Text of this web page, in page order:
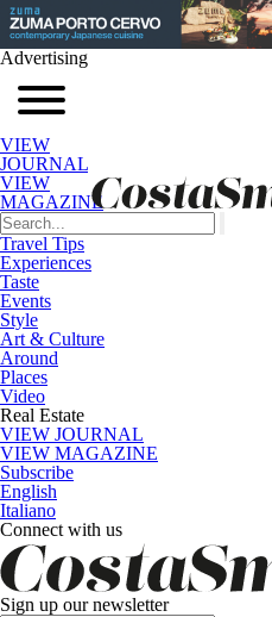
Advertising
VIEW
JOURNAL
VIEW
MAGAZINE
Travel Tips
Experiences
Taste
Events
Style
Art & Culture
Around
Places
Video
Real Estate
VIEW JOURNAL
VIEW MAGAZINE
Subscribe
English
Italiano
Connect with us
Sign up our newsletter